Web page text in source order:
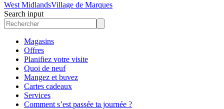
West MidlandsVillage de Marques
Search input
Magasins
Offres
Planifiez votre visite
Quoi de neuf
Mangez et buvez
Cartes cadeaux
Services
Comment s’est passée ta journée ?